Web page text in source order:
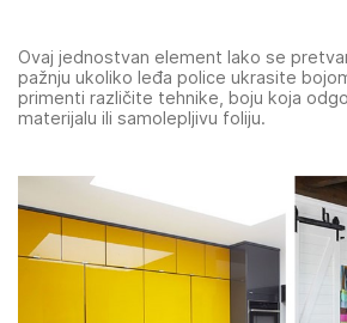
Ovaj jednostvan element lako se
pažnju ukoliko leđa police ukrasite
primenti različite tehnike, boju koja
materijalu ili samolepljivu foliju.